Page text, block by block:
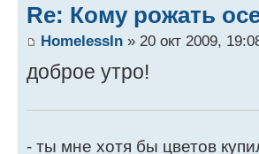
Re: Кому рожать
HomelessIn » 20 окт 2009,
доброе утро!
- ты мне хотя бы цветов